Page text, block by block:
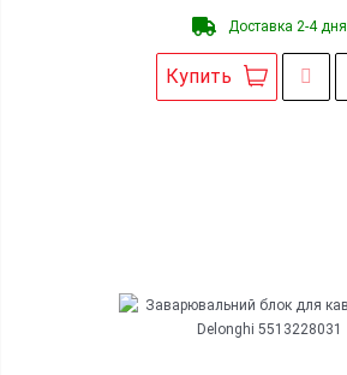
Доставка 2-4 дня
Купить